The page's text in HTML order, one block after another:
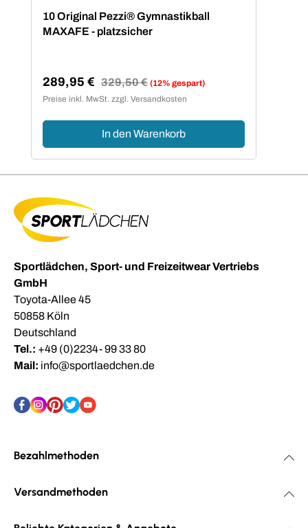
10 Original Pezzi® Gymnastikball
MAXAFE - platzsicher
Verkaufspreis:
289,95 € Regulärer Preis:
329,50 € (12% gespart)
Preise inkl. MwSt. zzgl. Versandkosten
In den Warenkorb
Sportlädchen, Sport- und Freizeitwear Vertriebs
GmbH
Toyota-Allee 45
50858 Köln
Deutschland
Tel.: +49 (0)2234- 99 33 80
Mail: info@sportlaedchen.de
Bezahlmethoden
Versandmethoden